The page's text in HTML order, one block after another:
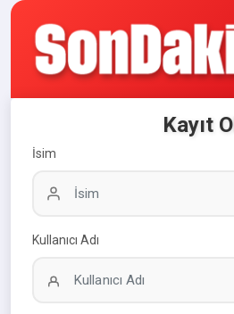
Kayıt Ol
İsim
Kullanıcı Adı